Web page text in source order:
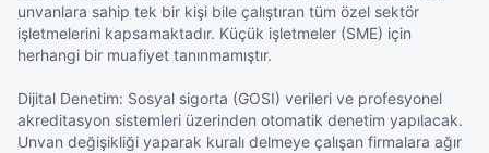
unvanlara sahip tek bir kişi bile çalıştıran tüm özel sektör
işletmelerini kapsamaktadır. Küçük işletmeler (SME) için
herhangi bir muafiyet tanınmamıştır.
Dijital Denetim: Sosyal sigorta (GOSI) verileri ve profesyonel
akreditasyon sistemleri üzerinden otomatik denetim yapılacak.
Unvan değişikliği yaparak kuralı delmeye çalışan firmalara ağır